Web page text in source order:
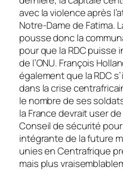
avec la violence après
Notre-Dame de Fatima.
pousse donc la
pour que la RDC puisse
de l’ONU. François
également que la RDC
dans la crise
le nombre de ses
la France devrait user
Conseil de sécurité
intégrante de la future
unies en Centrafrique
mais plus